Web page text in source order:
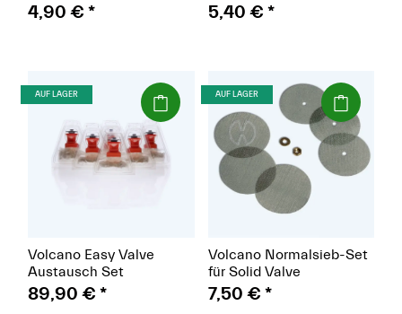
4,90 € * 5,40 € *
AUF LAGER (Paket)
Volcano Easy Valve
Austausch Set
89,90 € *
AUF LAGER (Paket)
Volcano Normalsieb-Set
für Solid Valve
7,50 € *